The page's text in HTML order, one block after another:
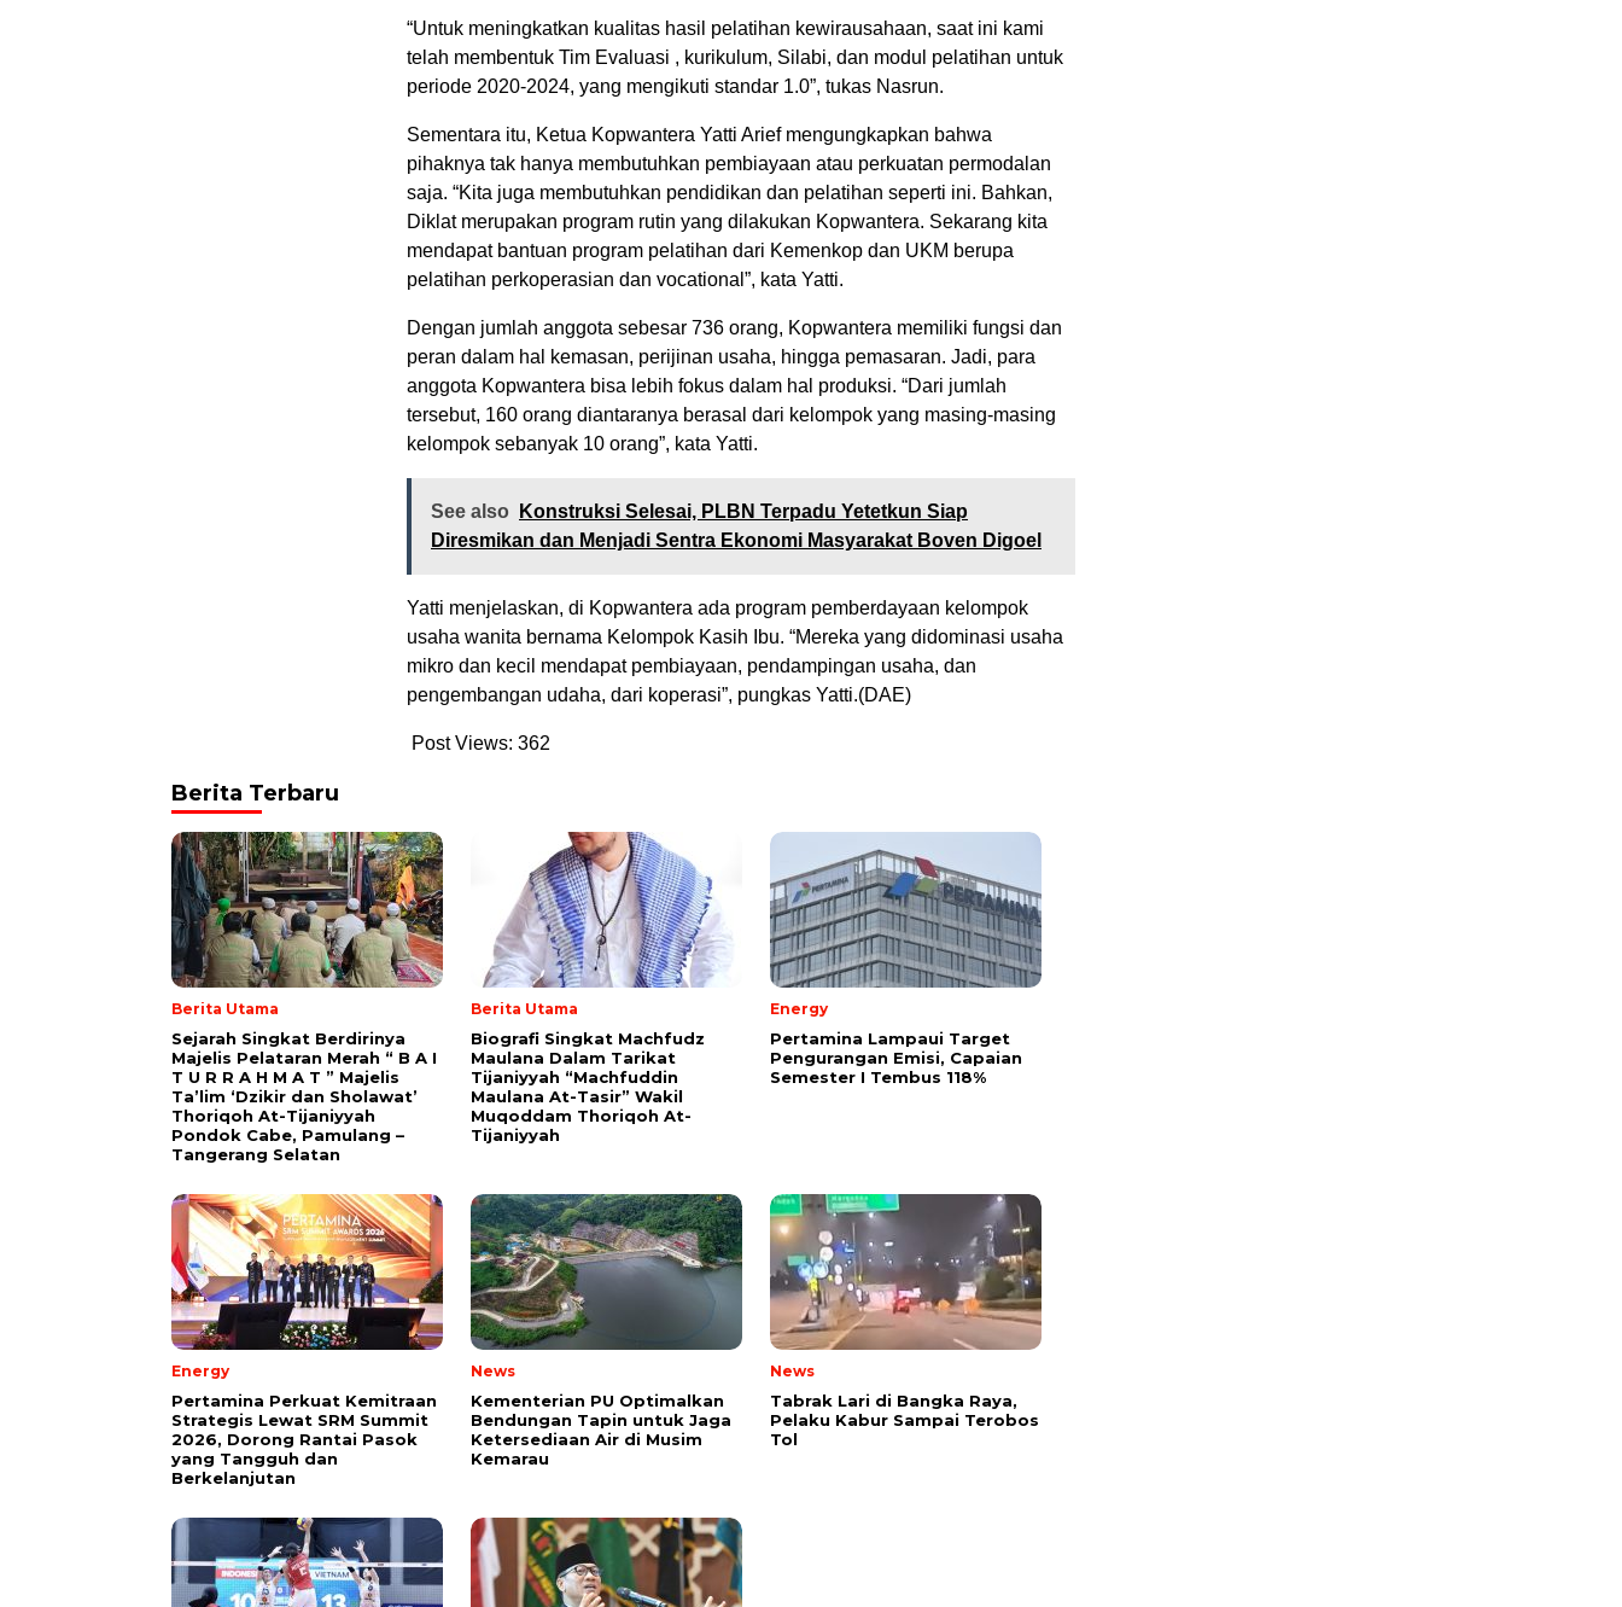
“Untuk meningkatkan kualitas hasil pelatihan kewirausahaan, saat ini kami
telah membentuk Tim Evaluasi , kurikulum, Silabi, dan modul pelatihan untuk
periode 2020-2024, yang mengikuti standar 1.0”, tukas Nasrun.
Sementara itu, Ketua Kopwantera Yatti Arief mengungkapkan bahwa
pihaknya tak hanya membutuhkan pembiayaan atau perkuatan permodalan
saja. “Kita juga membutuhkan pendidikan dan pelatihan seperti ini. Bahkan,
Diklat merupakan program rutin yang dilakukan Kopwantera. Sekarang kita
mendapat bantuan program pelatihan dari Kemenkop dan UKM berupa
pelatihan perkoperasian dan vocational”, kata Yatti.
Dengan jumlah anggota sebesar 736 orang, Kopwantera memiliki fungsi dan
peran dalam hal kemasan, perijinan usaha, hingga pemasaran. Jadi, para
anggota Kopwantera bisa lebih fokus dalam hal produksi. “Dari jumlah
tersebut, 160 orang diantaranya berasal dari kelompok yang masing-masing
kelompok sebanyak 10 orang”, kata Yatti.
See also
Konstruksi Selesai, PLBN Terpadu Yetetkun Siap
Diresmikan dan Menjadi Sentra Ekonomi Masyarakat Boven Digoel
Yatti menjelaskan, di Kopwantera ada program pemberdayaan kelompok
usaha wanita bernama Kelompok Kasih Ibu. “Mereka yang didominasi usaha
mikro dan kecil mendapat pembiayaan, pendampingan usaha, dan
pengembangan udaha, dari koperasi”, pungkas Yatti.(DAE)
Post Views: 362
Berita Terbaru
Berita Utama
Sejarah Singkat Berdirinya
Majelis Pelataran Merah “ B A I
T U R R A H M A T ” Majelis
Ta’lim ‘Dzikir dan Sholawat’
Thoriqoh At-Tijaniyyah
Pondok Cabe, Pamulang –
Tangerang Selatan
Berita Utama
Biografi Singkat Machfudz
Maulana Dalam Tarikat
Tijaniyyah “Machfuddin
Maulana At-Tasir” Wakil
Muqoddam Thoriqoh At-
Tijaniyyah
Energy
Pertamina Lampaui Target
Pengurangan Emisi, Capaian
Semester I Tembus 118%
Energy
Pertamina Perkuat Kemitraan
Strategis Lewat SRM Summit
2026, Dorong Rantai Pasok
yang Tangguh dan
Berkelanjutan
News
Kementerian PU Optimalkan
Bendungan Tapin untuk Jaga
Ketersediaan Air di Musim
Kemarau
News
Tabrak Lari di Bangka Raya,
Pelaku Kabur Sampai Terobos
Tol